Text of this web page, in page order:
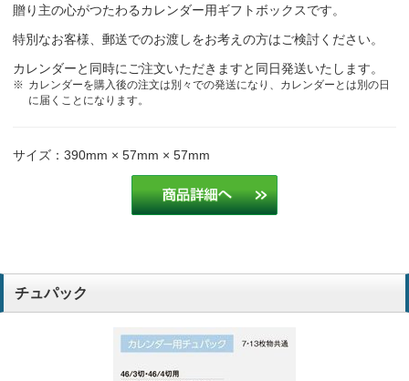
贈り主の心がつたわるカレンダー用ギフトボックスです。
特別なお客様、郵送でのお渡しをお考えの方はご検討ください。
カレンダーと同時にご注文いただきますと同日発送いたします。
カレンダーを購入後の注文は別々での発送になり、カレンダーとは別の日
に届くことになります。
サイズ：390mm × 57mm × 57mm
チュパック